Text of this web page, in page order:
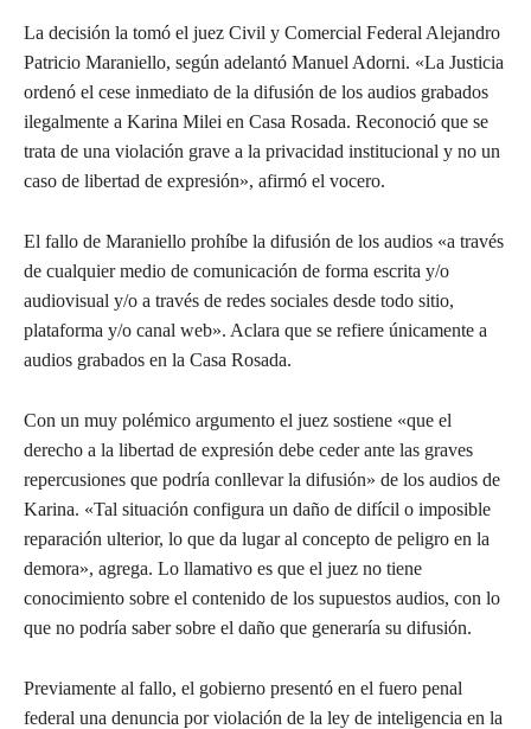
La decisión la tomó el juez Civil y Comercial Federal Alejandro
Patricio Maraniello, según adelantó Manuel Adorni. «La Justicia
ordenó el cese inmediato de la difusión de los audios grabados
ilegalmente a Karina Milei en Casa Rosada. Reconoció que se
trata de una violación grave a la privacidad institucional y no un
caso de libertad de expresión», afirmó el vocero.
El fallo de Maraniello prohíbe la difusión de los audios «a través
de cualquier medio de comunicación de forma escrita y/o
audiovisual y/o a través de redes sociales desde todo sitio,
plataforma y/o canal web». Aclara que se refiere únicamente a
audios grabados en la Casa Rosada.
Con un muy polémico argumento el juez sostiene «que el
derecho a la libertad de expresión debe ceder ante las graves
repercusiones que podría conllevar la difusión» de los audios de
Karina. «Tal situación configura un daño de difícil o imposible
reparación ulterior, lo que da lugar al concepto de peligro en la
demora», agrega. Lo llamativo es que el juez no tiene
conocimiento sobre el contenido de los supuestos audios, con lo
que no podría saber sobre el daño que generaría su difusión.
Previamente al fallo, el gobierno presentó en el fuero penal
federal una denuncia por violación de la ley de inteligencia en la